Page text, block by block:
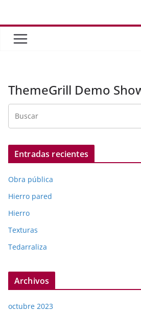
contenido
ThemeGrill Demo
Entradas recientes
Obra pública
Hierro pared
Hierro
Texturas
Tedarraliza
Archivos
octubre 2023